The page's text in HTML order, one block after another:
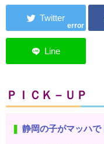
error
ＰＩＣＫ－ＵＰ
静岡の子がマッハで